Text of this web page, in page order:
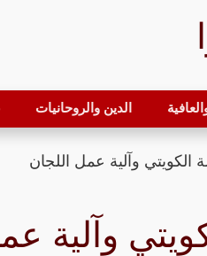
الدين والروحانيات
وآلية عمل اللجان
وآلية